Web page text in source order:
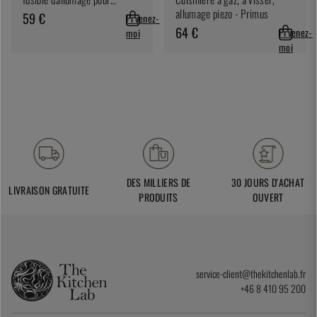
récipient jetable CP250
59 €
Prvenez-
moi
allumage piezo - Primus
64 €
Prvenez-
moi
LIVRAISON GRATUITE
DES MILLIERS DE
PRODUITS
30 JOURS D'ACHAT
OUVERT
service-client@thekitchenlab.fr
+46 8 410 95 200